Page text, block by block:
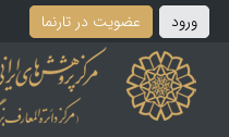
ورود عضویت در تارنما